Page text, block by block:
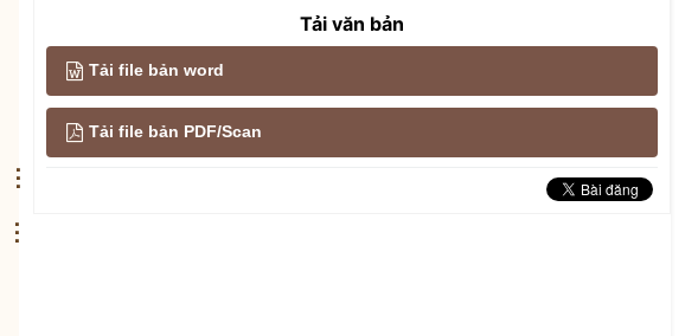
Tải văn bản
Tải file bản word
Tải file bản PDF/Scan
⋮
⋮